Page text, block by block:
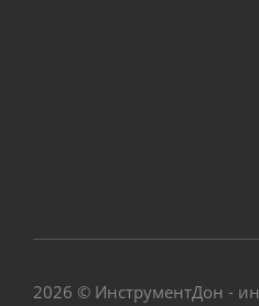
2026 © ИнструментДон -